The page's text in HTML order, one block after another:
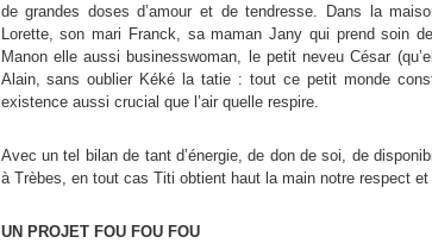
de grandes doses d’amour et de tendresse. Dans la
Lorette, son mari Franck, sa maman Jany qui prend soin
Manon elle aussi businesswoman, le petit neveu César
Alain, sans oublier Kéké la tatie : tout ce petit monde
existence aussi crucial que l’air quelle respire.
Avec un tel bilan de tant d’énergie, de don de soi, de
à Trèbes, en tout cas Titi obtient haut la main notre respect
UN PROJET FOU FOU FOU